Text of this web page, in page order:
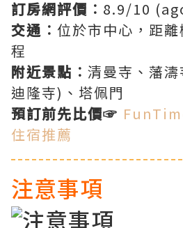
訂房網評價︰ 8.9/10
交通︰ 位於市中心，距
程
附近景點︰ 清曼寺、藩
迪隆寺)、塔佩門
預訂前先比價☞
住宿推薦
注意事項